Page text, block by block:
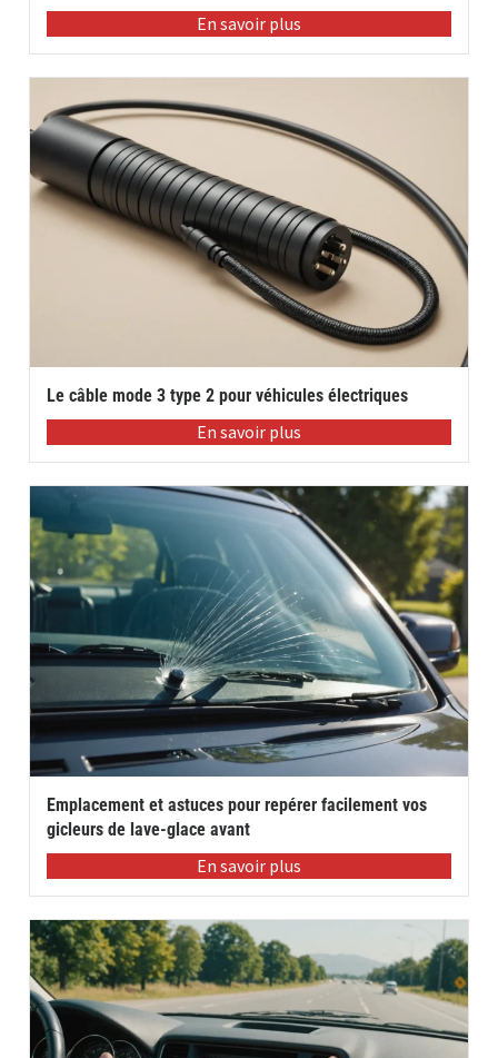
En savoir plus
Le câble mode 3 type 2 pour véhicules électriques
En savoir plus
Emplacement et astuces pour repérer facilement vos
gicleurs de lave-glace avant
En savoir plus